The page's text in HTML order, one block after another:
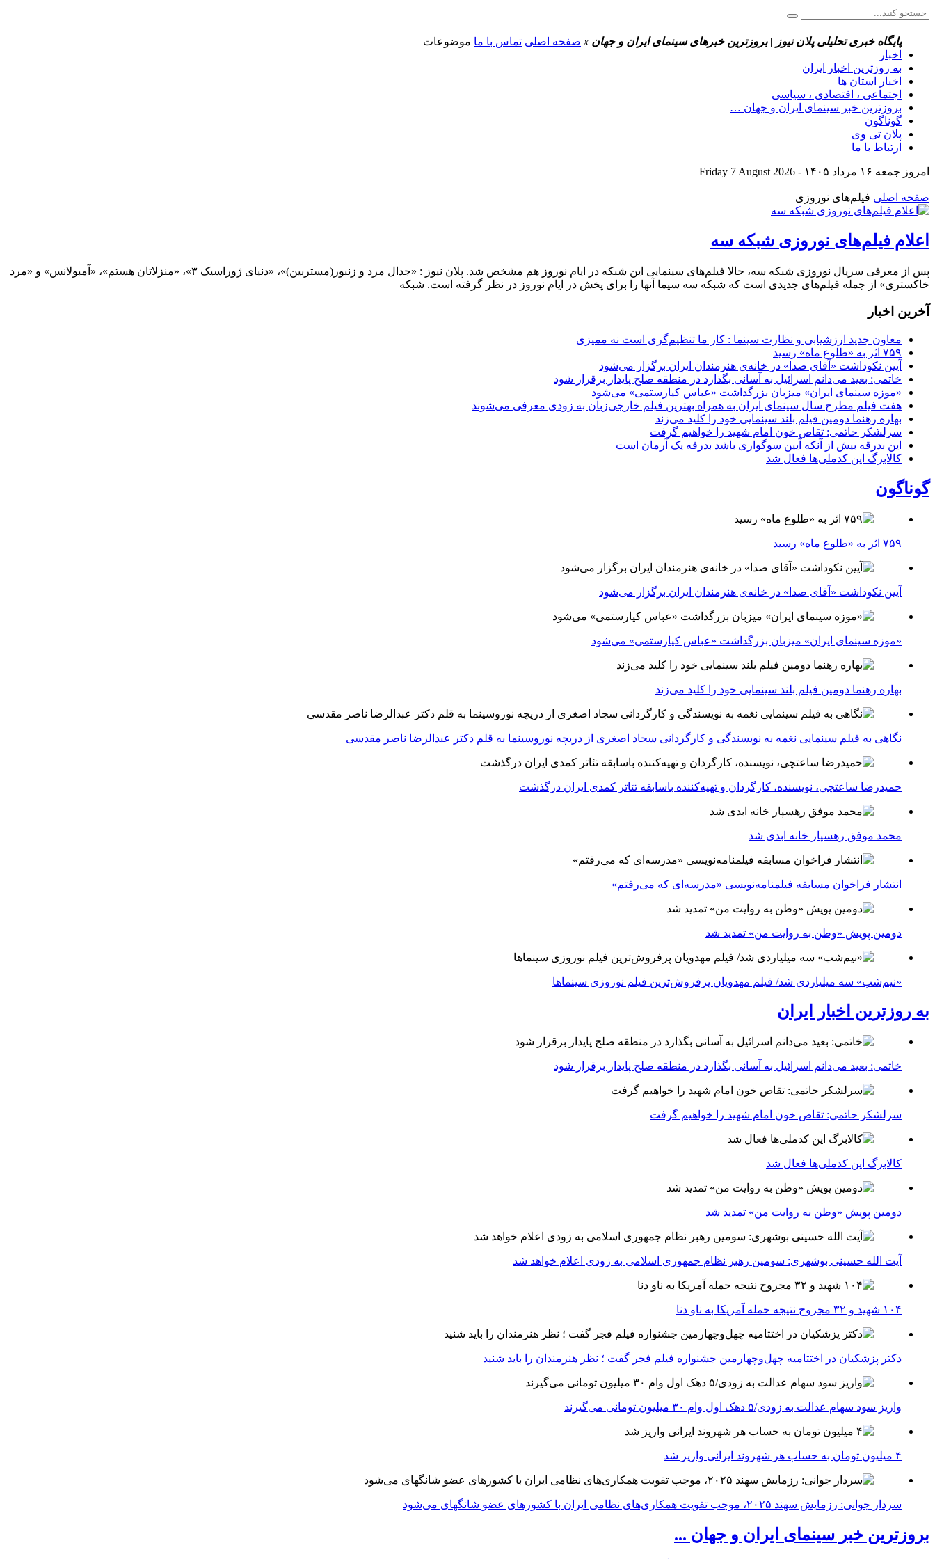
پایگاه خبری تحلیلی پلان نیوز | بروزترین خبرهای سینمای ایران و جهان x صفحه اصلی تماس با ما موضوعات
اخبار
به روزترین اخبار ایران
اخبار استان ها
اجتماعی ، اقتصادی ، سیاسی
بروزترین خبر سینمای ایران و جهان …
گوناگون
پلان تی وی
ارتباط با ما
امروز جمعه ۱۶ مرداد ۱۴۰۵ - Friday 7 August 2026
صفحه اصلی فیلم‌های نوروزی
اعلام فیلم‌های نوروزی شبکه سه
پس از معرفی سریال نوروزی شبکه سه، حالا فیلم‌های سینمایی این شبکه در ایام نوروز هم مشخص شد. پلان نیوز : «جدال مرد و زنبور(مستربین)»، «دنیای ژوراسیک ۳»، «منزلاتان هستم»، «آمبولانس» و «مرد
خاکستری» از جمله فیلم‌های جدیدی است که شبکه سه سیما آنها را برای پخش در ایام نوروز در نظر گرفته است. شبکه
آخرین اخبار
معاون جدید ارزشیابی و نظارت سینما : کار ما تنظیم‌گری است نه ممیزی
۷۵۹ اثر به «طلوع ماه» رسید
آیین نکوداشت «آقای صدا» در خانه‌ی هنرمندان ایران برگزار می‌شود
خاتمی: بعید می‌دانم اسرائیل به آسانی بگذارد در منطقه صلح پایدار برقرار شود
«موزه سینمای ایران» میزبان بزرگداشت «عباس کیارستمی» می‌شود
هفت فیلم مطرح سال سینمای ایران به همراه بهترین فیلم خارجی‌زبان به زودی معرفی می‌شوند
بهاره رهنما دومین فیلم بلند سینمایی خود را کلید می‌زند
سرلشکر حاتمی: تقاص خون امام شهید را خواهیم گرفت
این بدرقه بیش از آنکه آیین سوگواری باشد بدرقه یک آرمان است
کالابرگ این کدملی‌ها فعال شد
گوناگون
۷۵۹ اثر به «طلوع ماه» رسید
آیین نکوداشت «آقای صدا» در خانه‌ی هنرمندان ایران برگزار می‌شود
«موزه سینمای ایران» میزبان بزرگداشت «عباس کیارستمی» می‌شود
بهاره رهنما دومین فیلم بلند سینمایی خود را کلید می‌زند
نگاهی به فیلم سینمایی نغمه به نویسندگی و کارگردانی سجاد اصغری از دریچه نوروسینما به قلم دکتر عبدالرضا ناصر مقدسی
حمیدرضا ساعتچی، نویسنده، کارگردان و تهیه‌کننده باسابقه تئاتر کمدی ایران درگذشت
محمد موفق رهسپار خانه ابدی شد
انتشار فراخوان مسابقه فیلمنامه‌نویسی «مدرسه‌ای که می‌رفتم»
دومین پویش «وطن به روایت من» تمدید شد
«نیم‌شب» سه میلیاردی شد/ فیلم مهدویان پرفروش‌ترین فیلم نوروزی سینماها
به روزترین اخبار ایران
خاتمی: بعید می‌دانم اسرائیل به آسانی بگذارد در منطقه صلح پایدار برقرار شود
سرلشکر حاتمی: تقاص خون امام شهید را خواهیم گرفت
کالابرگ این کدملی‌ها فعال شد
دومین پویش «وطن به روایت من» تمدید شد
آیت الله حسینی بوشهری: سومین رهبر نظام جمهوری اسلامی به زودی اعلام خواهد شد
۱۰۴ شهید و ۳۲ مجروح نتیجه حمله آمریکا به ناو دنا
دکتر پزشکیان در اختتامیه چهل‌وچهارمین جشنواره فیلم فجر گفت ؛ نظر هنرمندان را باید شنید
واریز سود سهام عدالت به زودی/۵ دهک اول وام ۳۰ میلیون تومانی می‌گیرند
۴ میلیون تومان به حساب هر شهروند ایرانی واریز شد
سردار جوانی: رزمایش سهند ۲۰۲۵، موجب تقویت همکاری‌های نظامی ایران با کشور‌های عضو شانگهای می‌شود
بروزترین خبر سینمای ایران و جهان ...